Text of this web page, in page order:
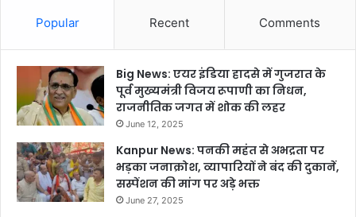
Popular Recent Comments
Big News: एयर इंडिया हादसे में गुजरात के
पूर्व मुख्यमंत्री विजय रूपाणी का निधन,
राजनीतिक जगत में शोक की लहर
June 12, 2025
Kanpur News: पनकी महंत से अभद्रता पर
भड़का जनाक्रोश, व्यापारियों ने बंद की दुकानें,
सस्पेंशन की मांग पर अड़े भक्त
June 27, 2025